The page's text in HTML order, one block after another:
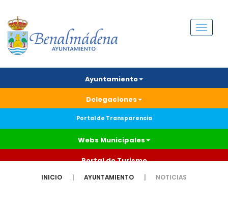
Menú
Ayuntamiento
Delegaciones
Portal de Transparencia
Webs Municipales
Portal de Turismo
INICIO AYUNTAMIENTO NOTICIAS